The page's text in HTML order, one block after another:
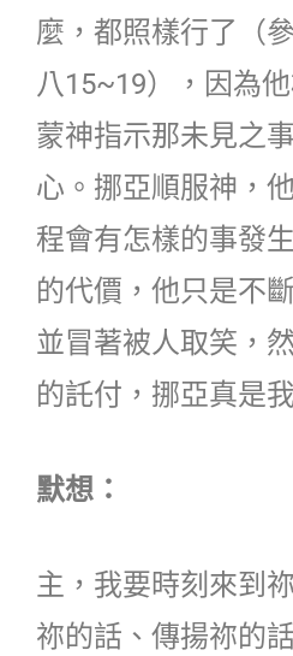
麼，都照樣行了（
八15~19），因為
蒙神指示那未見之
心。挪亞順服神，
程會有怎樣的事發
的代價，他只是不
並冒著被人取笑，
的託付，挪亞真是
默想：
主，我要時刻來到
祢的話、傳揚祢的